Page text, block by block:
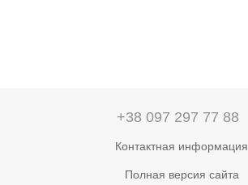
+38 097 297 77 88
Контактная информация
Полная версия сайта